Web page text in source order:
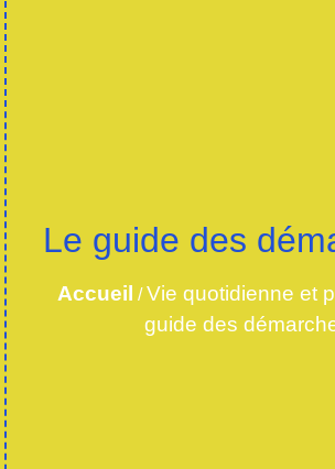
Le guide des
Accueil /Vie quotidienne et
guide des